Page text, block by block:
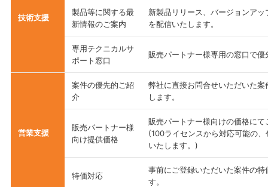
技術支援
製品等に関する最
新情報のご案内
新製品リリース、バージョンア
を配信いたします。
専用テクニカルサ
ポート窓口
販売パートナー様専用の窓口で優
営業支援
案件の優先的ご紹
介
弊社に直接お問合せいただいた
します。
販売パートナー様
向け提供価格
販売パートナー様向けの価格にて
(100ライセンスから対応可能の
いたします。)
特価対応
事前にご登録いただいた案件の
す。